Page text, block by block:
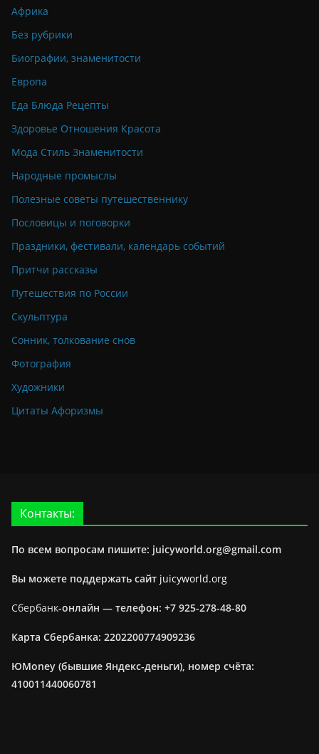
Африка
Без рубрики
Биографии, знаменитости
Европа
Еда Блюда Рецепты
Здоровье Отношения Красота
Мода Стиль Знаменитости
Народные промыслы
Полезные советы путешественнику
Пословицы и поговорки
Праздники, фестивали, календарь событий
Притчи рассказы
Путешествия по России
Скульптура
Сонник, толкование снов
Фотография
Художники
Цитаты Афоризмы
Контакты:
По всем вопросам пишите: juicyworld.org@gmail.com
Вы можете поддержать сайт juicyworld.org
Сбербанк-онлайн — телефон: +7 925-278-48-80
Карта Сбербанка: 2202200774909236
ЮMoney (бывшие Яндекс-деньги), номер счёта:
410011440060781